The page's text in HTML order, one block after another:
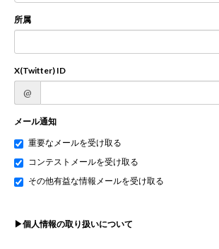
所属
X(Twitter) ID
@
メール通知
重要なメールを受け取る
コンテストメールを受け取る
その他有益な情報メールを受け取る
▶個人情報の取り扱いについて